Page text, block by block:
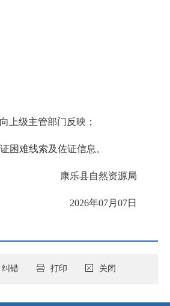
上级主管部门反映；
困难线索及佐证信息。
康乐县自然资源局
2026年07月07日
关闭
打印
纠错